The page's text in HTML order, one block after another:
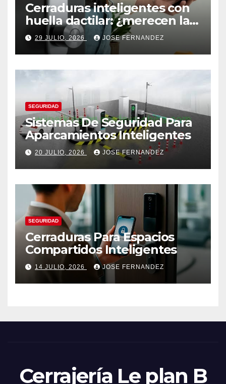
Cerraduras inteligentes con
huella dactilar: ¿merecen la
pena?
29 JULIO, 2026 JOSE FERNANDEZ
SEGURIDAD
Sistemas De Seguridad Para
Aparcamientos Inteligentes
20 JULIO, 2026 JOSE FERNANDEZ
SEGURIDAD
Cerraduras Para Espacios
Compartidos Inteligentes
14 JULIO, 2026 JOSE FERNANDEZ
Cerrajería Le plan B